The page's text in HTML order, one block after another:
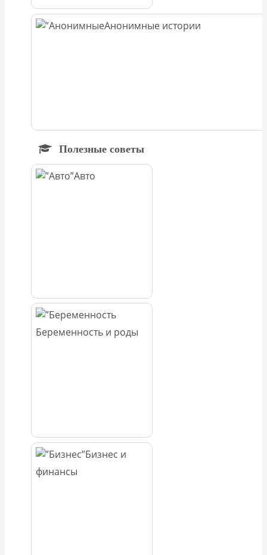
Анонимные истории
Полезные советы
Авто
Беременность и роды
Бизнес и
финансы